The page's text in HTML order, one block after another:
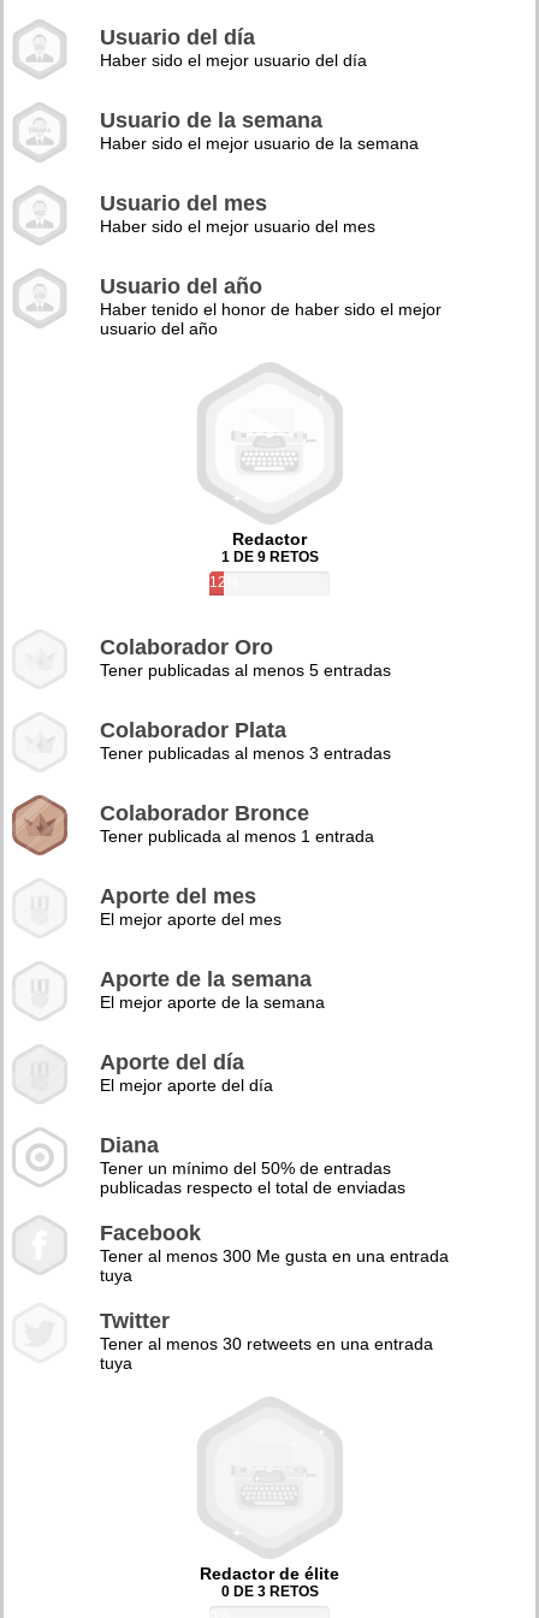
Usuario del día
Haber sido el mejor usuario del día
Usuario de la semana
Haber sido el mejor usuario de la semana
Usuario del mes
Haber sido el mejor usuario del mes
Usuario del año
Haber tenido el honor de haber sido el mejor
usuario del año
Redactor
1 DE 9 RETOS
12%
Colaborador Oro
Tener publicadas al menos 5 entradas
Colaborador Plata
Tener publicadas al menos 3 entradas
Colaborador Bronce
Tener publicada al menos 1 entrada
Aporte del mes
El mejor aporte del mes
Aporte de la semana
El mejor aporte de la semana
Aporte del día
El mejor aporte del día
Diana
Tener un mínimo del 50% de entradas
publicadas respecto el total de enviadas
Facebook
Tener al menos 300 Me gusta en una entrada
tuya
Twitter
Tener al menos 30 retweets en una entrada
tuya
Redactor de élite
0 DE 3 RETOS